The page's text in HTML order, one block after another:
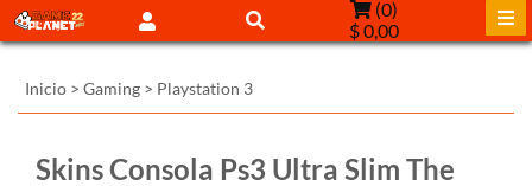
(0)
$ 0,00
Inicio > Gaming > Playstation 3
Skins Consola Ps3 Ultra Slim The